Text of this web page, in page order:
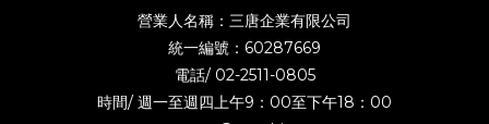
營業人名稱：三唐企業有限公司
統一編號：60287669
電話/ 02-2511-0805
時間/ 週一至週四上午9：00至下午18：00